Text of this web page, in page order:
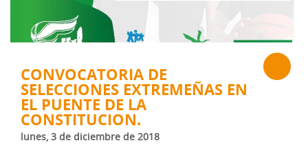
CONVOCATORIA DE
SELECCIONES EXTREMEÑAS EN
EL PUENTE DE LA
CONSTITUCION.
lunes, 3 de diciembre de 2018